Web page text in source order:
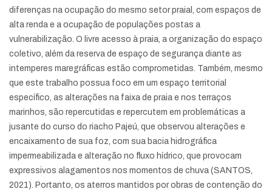
diferenças na ocupação do mesmo setor praial, com espaços de
alta renda e a ocupação de populações postas a
vulnerabilização. O livre acesso à praia, a organização do espaço
coletivo, além da reserva de espaço de segurança diante as
intemperes maregráficas estão comprometidas. Também, mesmo
que este trabalho possua foco em um espaço territorial
específico, as alterações na faixa de praia e nos terraços
marinhos, são repercutidas e repercutem em problemáticas a
jusante do curso do riacho Pajeú, que observou alterações e
encaixamento de sua foz, com sua bacia hidrográfica
impermeabilizada e alteração no fluxo hídrico, que provocam
expressivos alagamentos nos momentos de chuva (SANTOS,
2021). Portanto, os aterros mantidos por obras de contenção do